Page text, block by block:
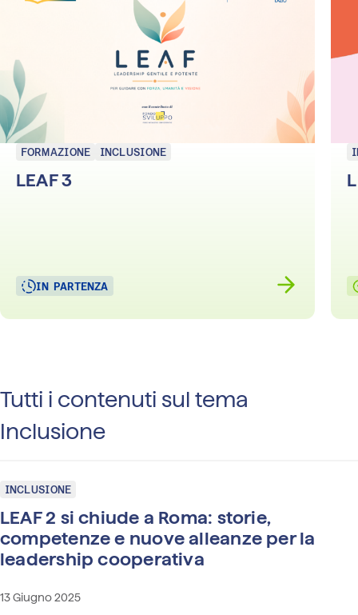
FORMAZIONE INCLUSIONE
LEAF 3
IN PARTENZA
Tutti i contenuti sul tema
Inclusione
INCLUSIONE
LEAF 2 si chiude a Roma: storie,
competenze e nuove alleanze per la
leadership cooperativa
13 Giugno 2025